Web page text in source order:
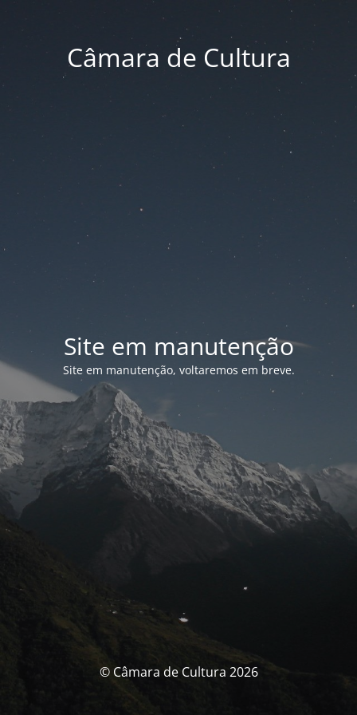
Câmara de Cultura
Site em manutenção
Site em manutenção, voltaremos em breve.
© Câmara de Cultura 2026